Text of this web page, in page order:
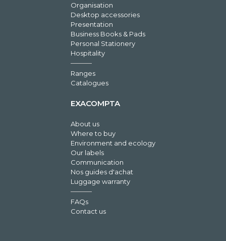
Organisation
Desktop accessories
Presentation
Business Books & Pads
Personal Stationery
Hospitality
Ranges
Catalogues
EXACOMPTA
About us
Where to buy
Environment and ecology
Our labels
Communication
Nos guides d'achat
Luggage warranty
FAQs
Contact us